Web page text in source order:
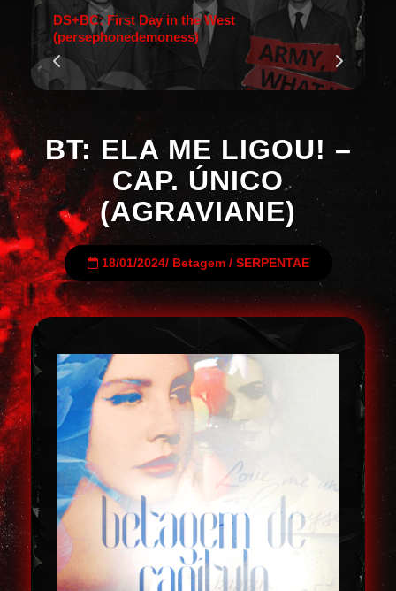
DS+BC: First Day in the West
(persephonedemoness)
BT: ELA ME LIGOU! –
CAP. ÚNICO
(AGRAVIANE)
18/01/2024/ Betagem/ SERPENTAE